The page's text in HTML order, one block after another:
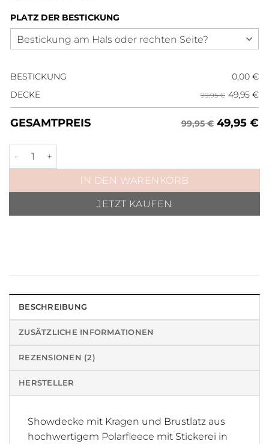
PLATZ DER BESTICKUNG
BESTICKUNG 0,00 €
DECKE
99,95 € 49,95 €
GESAMTPREIS 99,95 € 49,95 €
Showdecke Roségold Schwarz Menge
IN DEN WARENKORB
JETZT KAUFEN
BESCHREIBUNG
ZUSÄTZLICHE INFORMATIONEN
REZENSIONEN (2)
HERSTELLER
Showdecke mit Kragen und Brustlatz aus
hochwertigem Polarfleece mit Stickerei in